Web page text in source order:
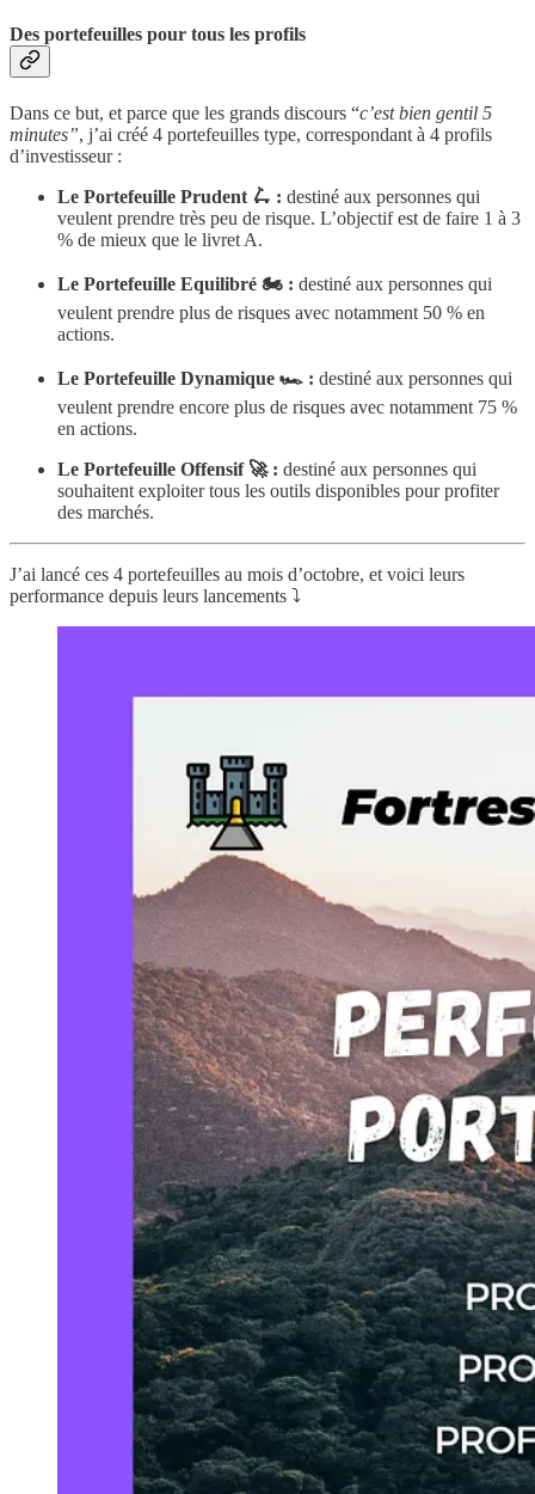
Des portefeuilles pour tous les profils
Dans ce but, et parce que les grands discours “c’est bien gentil 5
minutes”, j’ai créé 4 portefeuilles type, correspondant à 4 profils
d’investisseur :
Le Portefeuille Prudent 🛴 : destiné aux personnes qui
veulent prendre très peu de risque. L’objectif est de faire 1 à 3
% de mieux que le livret A.
Le Portefeuille Equilibré 🏍 : destiné aux personnes qui
veulent prendre plus de risques avec notamment 50 % en
actions.
Le Portefeuille Dynamique 🏎 : destiné aux personnes qui
veulent prendre encore plus de risques avec notamment 75 %
en actions.
Le Portefeuille Offensif 🚀 : destiné aux personnes qui
souhaitent exploiter tous les outils disponibles pour profiter
des marchés.
J’ai lancé ces 4 portefeuilles au mois d’octobre, et voici leurs
performance depuis leurs lancements ⤵️